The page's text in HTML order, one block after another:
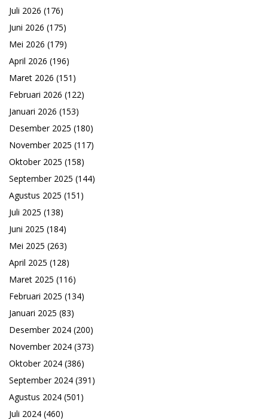
Juli 2026 (176)
Juni 2026 (175)
Mei 2026 (179)
April 2026 (196)
Maret 2026 (151)
Februari 2026 (122)
Januari 2026 (153)
Desember 2025 (180)
November 2025 (117)
Oktober 2025 (158)
September 2025 (144)
Agustus 2025 (151)
Juli 2025 (138)
Juni 2025 (184)
Mei 2025 (263)
April 2025 (128)
Maret 2025 (116)
Februari 2025 (134)
Januari 2025 (83)
Desember 2024 (200)
November 2024 (373)
Oktober 2024 (386)
September 2024 (391)
Agustus 2024 (501)
Juli 2024 (460)